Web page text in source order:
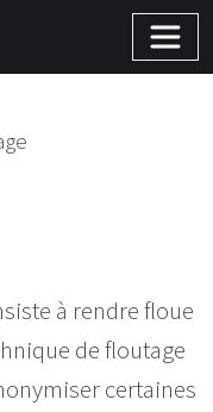
à rendre floue
de floutage
certaines